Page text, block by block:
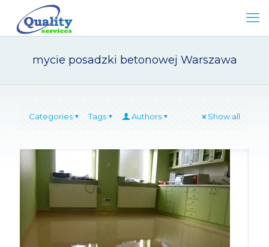
mycie posadzki betonowej Warszawa
Categories Tags Authors Show all